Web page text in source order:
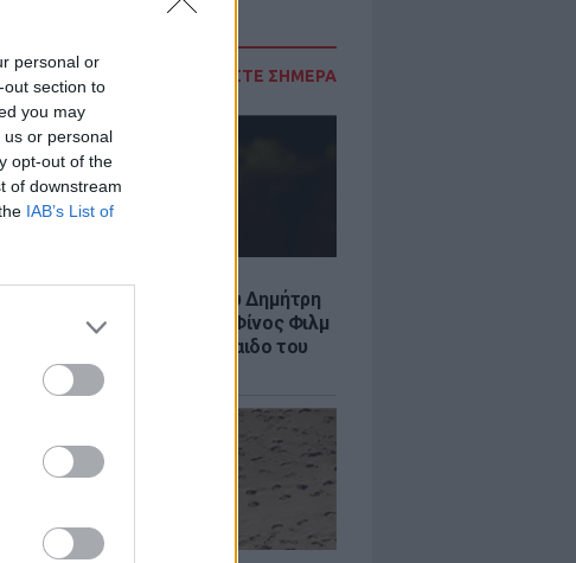
personal or
section to
you may
or personal
opt-out of the
of downstream
IAB’s List of
ΔΙΑΒΑΣΤΕ ΣΗΜΕΡΑ
χρόνια από τον θάνατο του Δημήτρη
Η ανάρτηση της Φίνος Φιλμ
το «γοητευτικό λεβεντόπαιδο του
σινεμά»